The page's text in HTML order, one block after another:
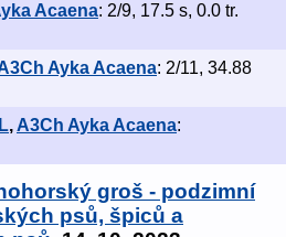
Acaena: 2/9, 17.5 s, 0.0 tr.
Ayka Acaena: 2/11, 34.88
, A3Ch Ayka Acaena:
groš - podzimní
psů, špiců a